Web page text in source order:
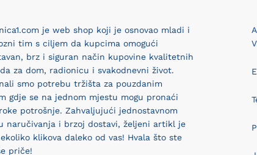
je web shop koji je osnovao mladi i
tim s ciljem da kupcima omogući
brz i siguran način kupovine kvalitetnih
za dom, radionicu i svakodnevni život.
smo potrebu tržišta za pouzdanim
gdje se na jednom mjestu mogu pronaći
potrošnje. Zahvaljujući jednostavnom
naručivanja i brzoj dostavi, željeni artikl je
klikova daleko od vas! Hvala što ste
priče!